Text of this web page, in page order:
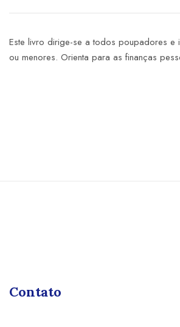
Este livro dirige-se a todos poupadores e
ou menores. Orienta para as finanças
Contato